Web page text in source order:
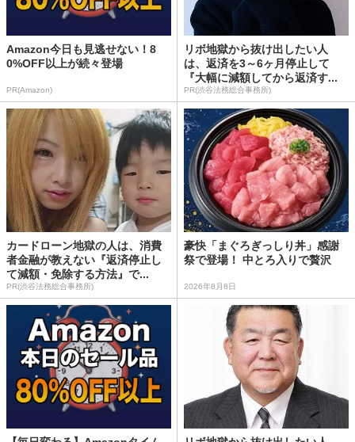
Amazon今日も見逃せない！8
0%OFF以上が続々登場
PR(Amazon)
リボ地獄から抜け出したい人
は、返済を3～6ヶ月停止して
『大幅に減額してから返済す...
PR(渋谷法務総合事務所)
カードローン地獄の人は、消費
者金融が教えない『返済停止し
て減額・免除する方法』で...
PR(渋谷法務総合事務所)
豪快「まぐろぎっしり丼」感謝
祭で登場！ 中とろ入りで贅沢
2026年8月8日